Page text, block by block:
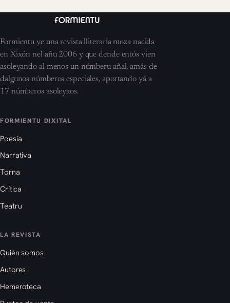
Formientu ye una revista lliteraria moza nacida
en Xixón nel añu 2006 y que dende entós vien
asoleyando al menos un númberu añal, amás de
dalgunos númberos especiales, aportando yá a
17 númberos asoleyaos.
FORMIENTU DIXITAL
Poesía
Narrativa
Torna
Crítica
Teatru
LA REVISTA
Quién somos
Autores
Hemeroteca